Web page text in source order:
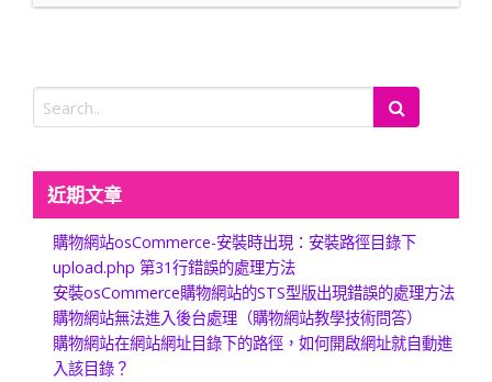
近期文章
購物網站osCommerce-安裝時出現：安裝路徑目錄下
upload.php 第31行錯誤的處理方法
安裝osCommerce購物網站的STS型版出現錯誤的處理方法
購物網站無法進入後台處理（購物網站教學技術問答）
購物網站在網站網址目錄下的路徑，如何開啟網址就自動進
入該目錄？